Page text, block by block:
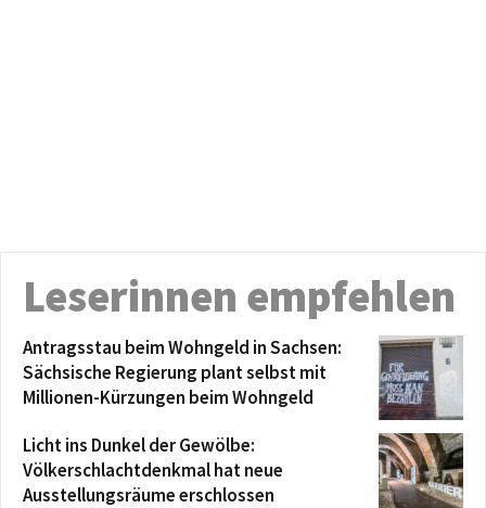
Leserinnen empfehlen
Antragsstau beim Wohngeld in Sachsen:
Sächsische Regierung plant selbst mit
Millionen-Kürzungen beim Wohngeld
Licht ins Dunkel der Gewölbe:
Völkerschlachtdenkmal hat neue
Ausstellungsräume erschlossen